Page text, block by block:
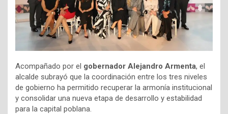
Acompañado por el gobernador Alejandro Armenta, el
alcalde subrayó que la coordinación entre los tres niveles
de gobierno ha permitido recuperar la armonía institucional
y consolidar una nueva etapa de desarrollo y estabilidad
para la capital poblana.